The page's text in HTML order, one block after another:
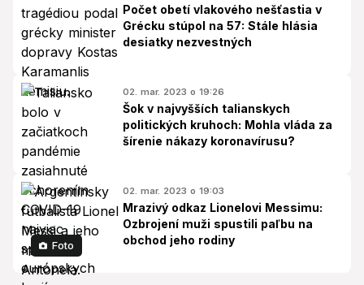
Počet obetí vlakového nešťastia v
Grécku stúpol na 57: Stále hlásia
desiatky nezvestných
02. mar. 2023 o 19:26
Šok v najvyšších talianskych
politických kruhoch: Mohla vláda za
šírenie nákazy koronavírusu?
Foto
02. mar. 2023 o 19:03
Mrazivý odkaz Lionelovi Messimu:
Ozbrojení muži spustili paľbu na
obchod jeho rodiny